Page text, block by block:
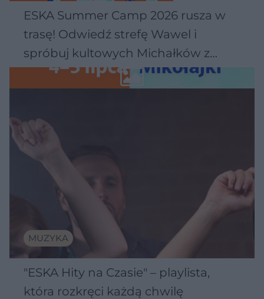
ESKA Summer Camp 2026 rusza w
trasę! Odwiedź strefę Wawel i
spróbuj kultowych Michałków z
Wawelu
MUZYKA
"ESKA Hity na Czasie" – playlista,
która rozkręci każdą chwilę